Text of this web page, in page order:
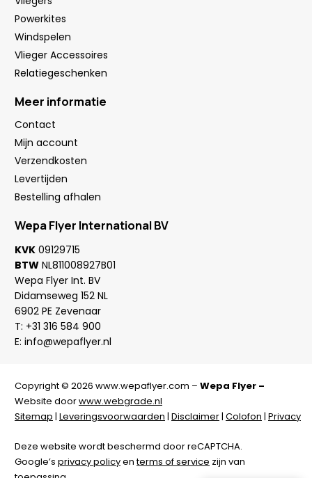
Powerkites
Windspelen
Vlieger Accessoires
Relatiegeschenken
Meer informatie
Contact
Mijn account
Verzendkosten
Levertijden
Bestelling afhalen
Wepa Flyer International BV
KVK 09129715
BTW NL811008927B01
Wepa Flyer Int. BV
Didamseweg 152 NL
6902 PE Zevenaar
T: +31 316 584 900
E: info@wepaflyer.nl
Copyright © 2026 www.wepaflyer.com – Wepa Flyer –
Website doorwww.webgrade.nl
Sitemap | Leveringsvoorwaarden | Disclaimer| Colofon | Privacy
Deze website wordt beschermd door reCAPTCHA.
Google’s privacy policyenterms of service zijn van